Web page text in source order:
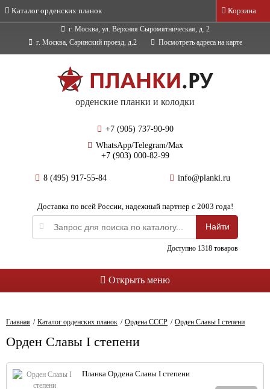
Каталог орденских планок Корзина
г. Москва, ул. Верхняя Сыромятническая, д. 2
г. Москва, Саринский проезд, д.2
Посмотреть адреса на карте
орденские планки и колодки
+7 (905) 737-90-90
WhatsApp/Telegram/Max
+7 (903) 000-82-99
8 (495) 917-55-84 info@planki.ru
Доставка по всей России, надежный партнер с 2003 года!
Доступно 1318 товаров
Открыть меню
Главная Каталог орденских планок Ордена СССР Орден Славы I степени
Орден Славы I степени
Планка Ордена Славы I степени